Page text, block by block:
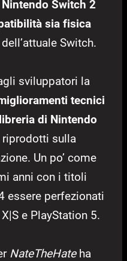
Nintendo Switch 2
sia fisica
Switch.
sviluppatori la
tecnici
di Nintendo
riprodotti sulla
Un po’ come
anni con i titoli
essere perfezionati
e PlayStation 5.
NateTheHateha